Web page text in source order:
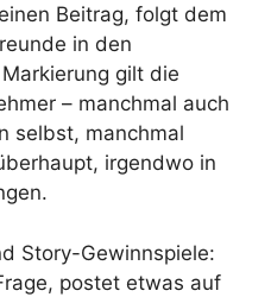
Beitrag, folgt dem
in den
gilt die
– manchmal auch
selbst, manchmal
irgendwo in
Story-Gewinnspiele:
postet etwas auf